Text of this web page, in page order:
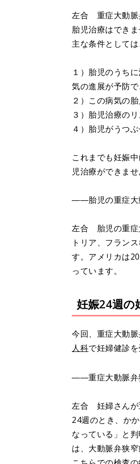
左合 重症大動脈
胎児治療はできま
主な条件としては
１）胎児のうち
気の進展が予防
２）この病気の
３）胎児治療の
４）胎児がうつ
これまでも妊娠
児治療ができませ
――胎児の重症大
左合 胎児の重症
トリア、フラン
す。アメリカは
っています。
妊娠24週の
今回、重症大動
人科で妊婦健診
――重症大動脈弁
左合 妊婦さんが
24週のとき、か
なっている」と
は、大動脈弁狭